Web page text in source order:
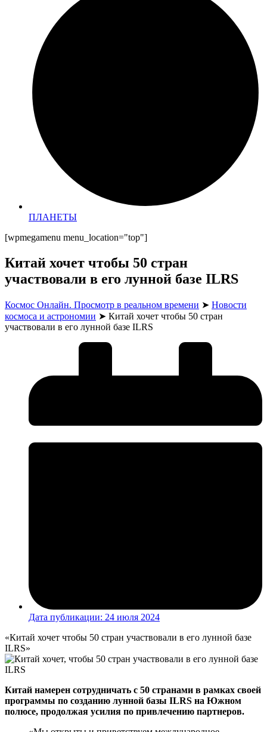
ПЛАНЕТЫ
[wpmegamenu menu_location="top"]
Китай хочет чтобы 50 стран
участвовали в его лунной базе ILRS
Космос Онлайн. Просмотр в реальном времени ➤ Новости
космоса и астрономии ➤ Китай хочет чтобы 50 стран
участвовали в его лунной базе ILRS
Дата публикации: 24 июля 2024
«Китай хочет чтобы 50 стран участвовали в его лунной базе
ILRS»
Китай намерен сотрудничать с 50 странами в рамках своей
программы по созданию лунной базы ILRS на Южном
полюсе, продолжая усилия по привлечению партнеров.